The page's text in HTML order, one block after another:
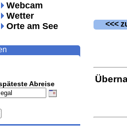
Webcam
Wetter
Orte am See
Abreise
<<<